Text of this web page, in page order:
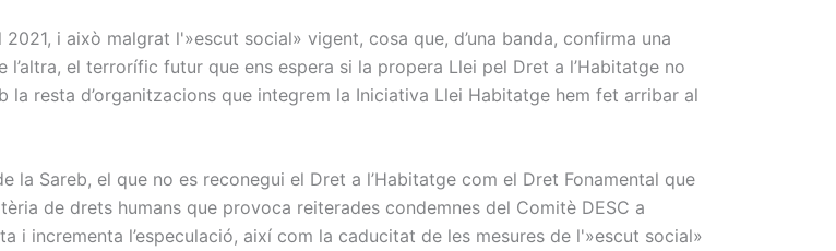
i això malgrat l'»escut social» vigent, cosa que, d’una banda, confirma una
l’altra, el terrorífic futur que ens espera si la propera Llei pel Dret a l’Habitatge no
resta d’organitzacions que integrem la Iniciativa Llei Habitatge hem fet arribar al
la Sareb, el que no es reconegui el Dret a l’Habitatge com el Dret Fonamental que
de drets humans que provoca reiterades condemnes del Comitè DESC a
i incrementa l’especulació, així com la caducitat de les mesures de l'»escut social»